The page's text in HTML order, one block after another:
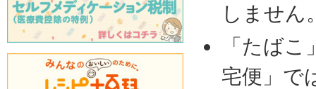
しません
「たば
宅便」で